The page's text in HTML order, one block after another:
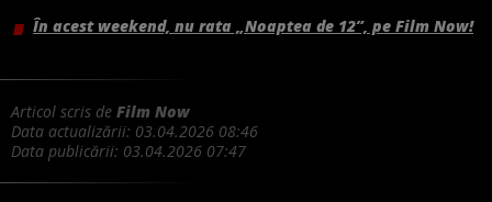
În acest weekend, nu rata „Noaptea de 12”, pe Film Now!
Articol scris de Film Now
Data actualizării: 03.04.2026 08:46
Data publicării: 03.04.2026 07:47